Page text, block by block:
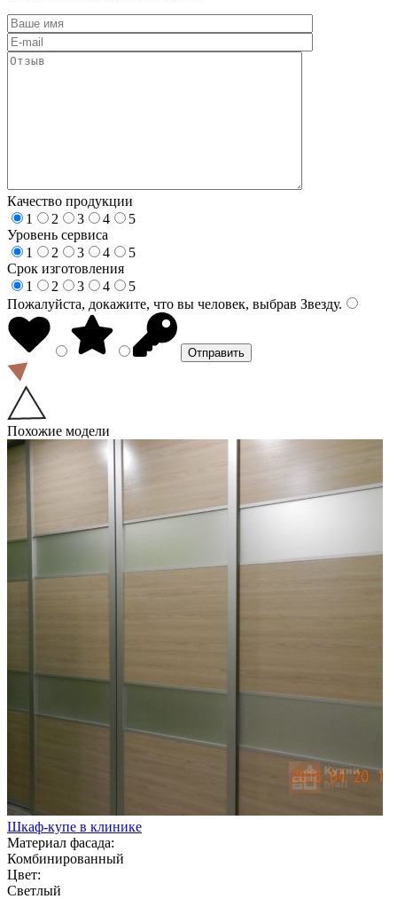
Качество продукции
1
2 3 4
5
Уровень сервиса
1
2 3 4
5
Срок изготовления
1
2 3 4
5
Пожалуйста, докажите, что вы человек, выбрав Звезду.
Похожие модели
Шкаф-купе в клинике
Материал фасада:
Комбинированный
Цвет:
Светлый